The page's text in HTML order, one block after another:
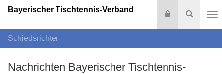
Suche
Login
Bayerischer Tischtennis-Verband
Schiedsrichter
Nachrichten Bayerischer Tischtennis-